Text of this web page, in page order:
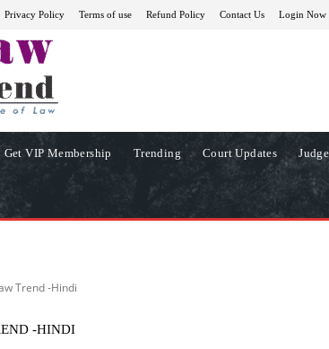
Privacy Policy Terms of use Refund Policy Contact Us Login Now
Get VIP Membership Trending Court Updates
Trend -Hindi
-HINDI